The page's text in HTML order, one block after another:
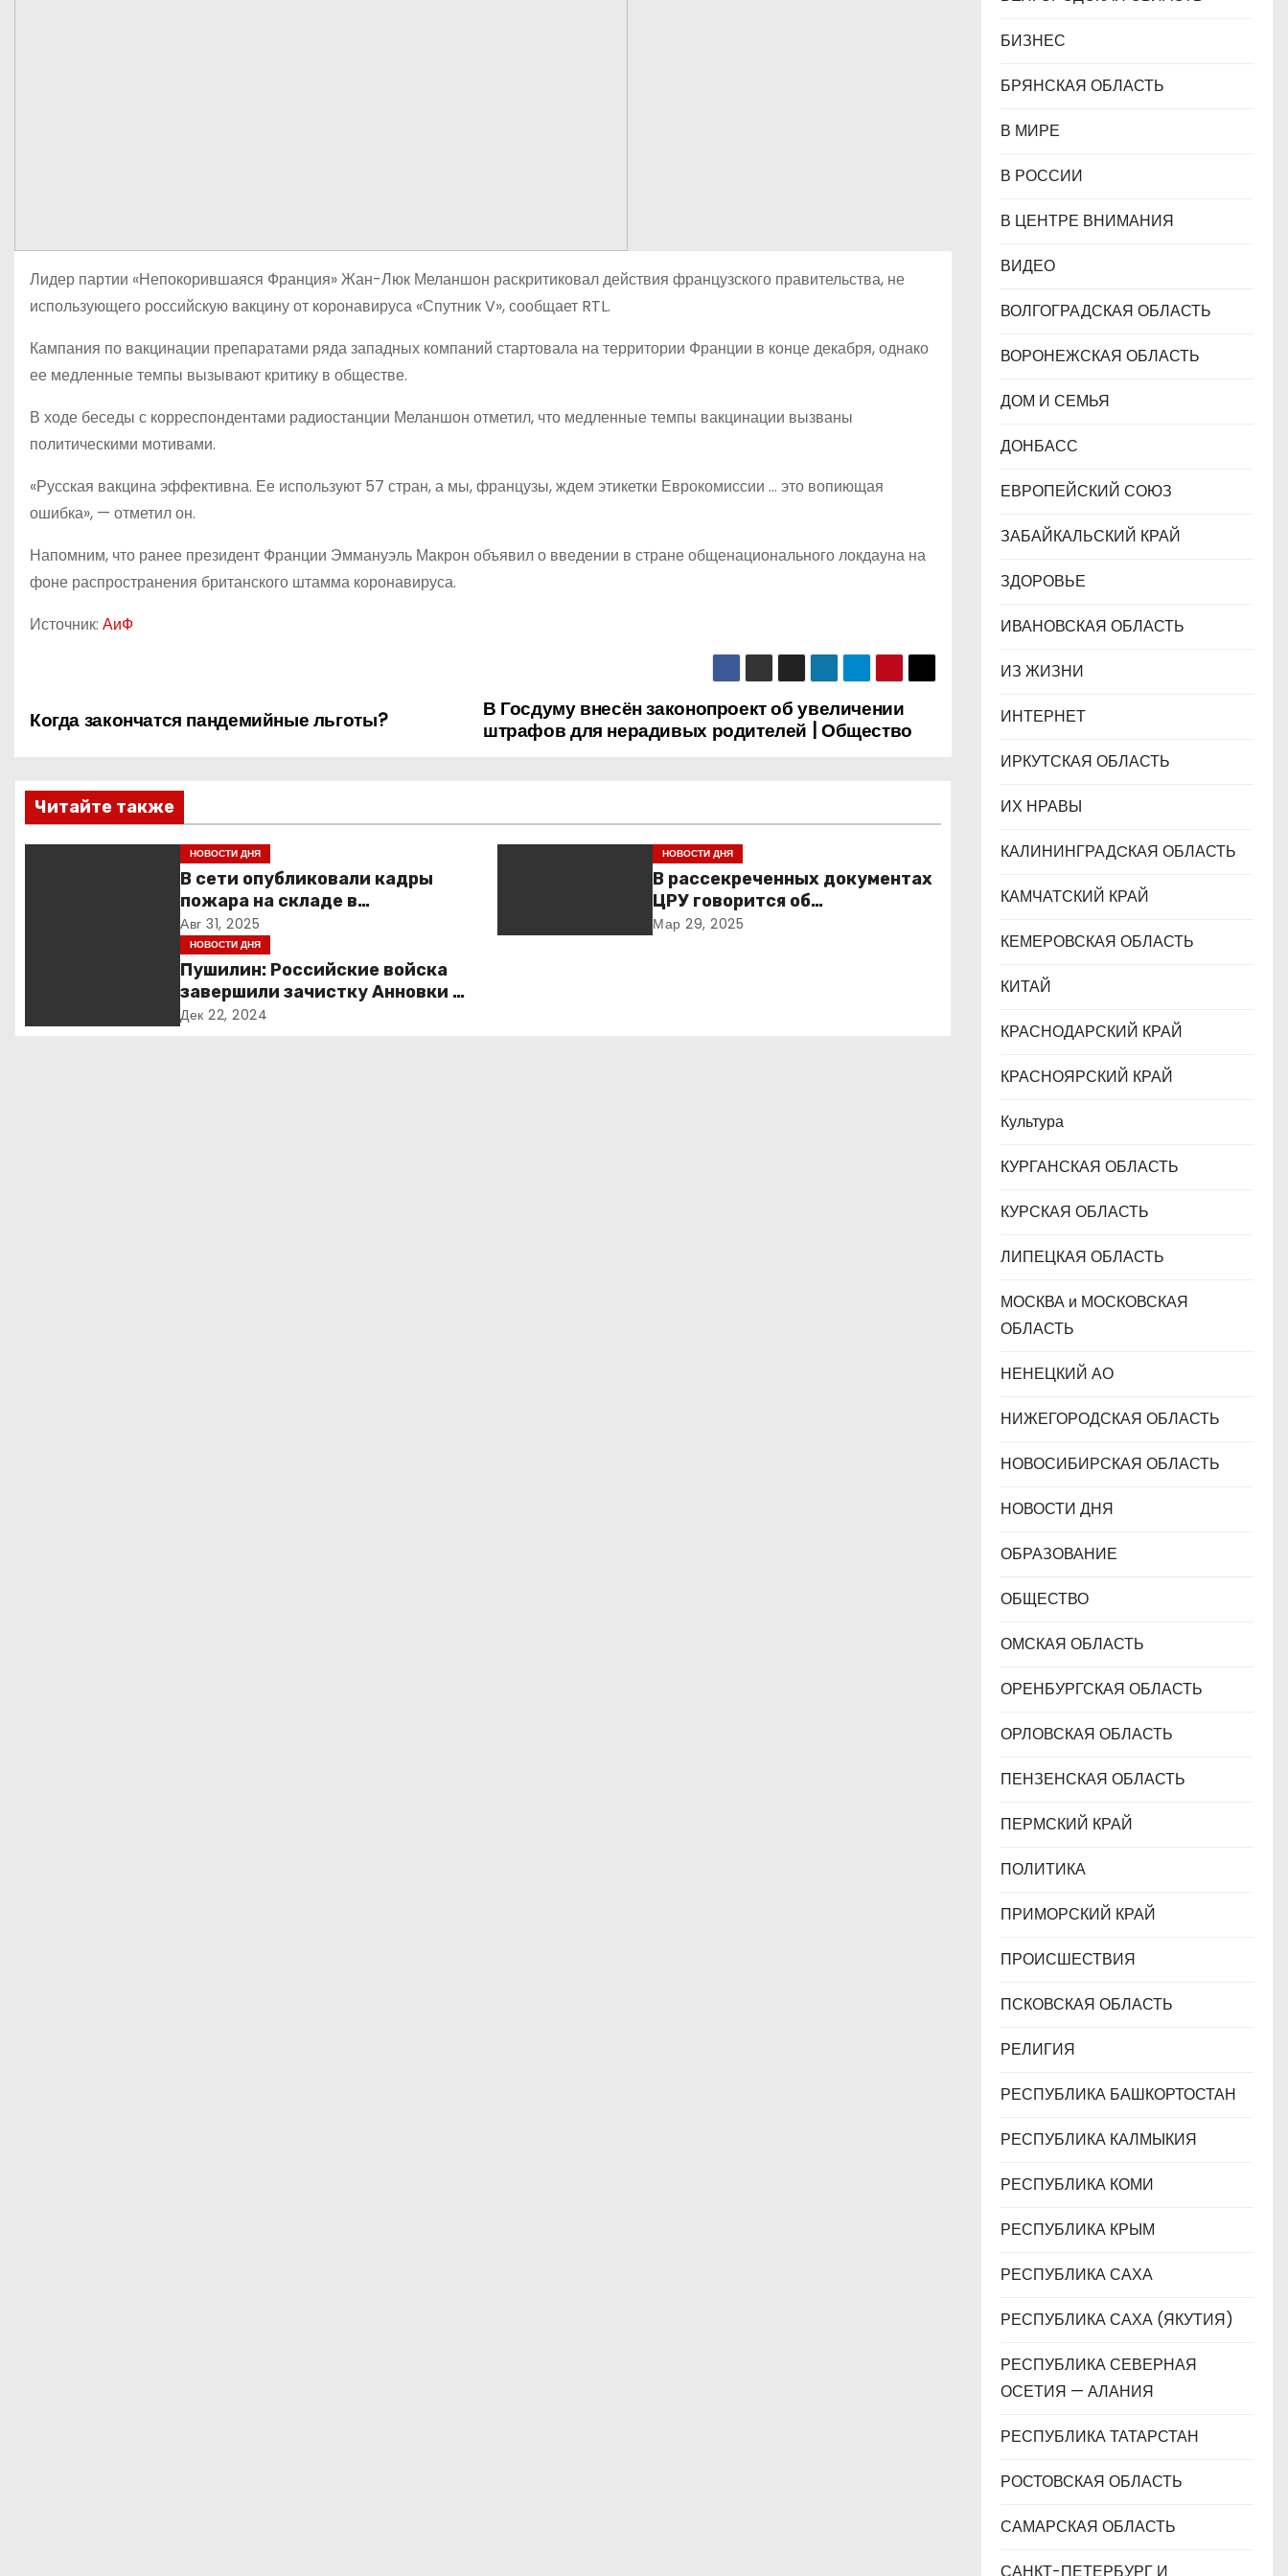
Лидер партии «Непокорившаяся Франция» Жан-Люк Меланшон раскритиковал действия французского правительства, не
использующего российскую вакцину от коронавируса «Спутник V», сообщает RTL.
Кампания по вакцинации препаратами ряда западных компаний стартовала на территории Франции в конце декабря, однако
ее медленные темпы вызывают критику в обществе.
В ходе беседы с корреспондентами радиостанции Меланшон отметил, что медленные темпы вакцинации вызваны
политическими мотивами.
«Русская вакцина эффективна. Ее используют 57 стран, а мы, французы, ждем этикетки Еврокомиссии … это вопиющая
ошибка», — отметил он.
Напомним, что ранее президент Франции Эммануэль Макрон объявил о введении в стране общенационального локдауна на
фоне распространения британского штамма коронавируса.
Источник: АиФ
Н
в
и
я
В Госдуму внесён законопроект об увеличении
штрафов для нерадивых родителей | Общество
Когда закончатся пандемийные льготы?
Читайте также
НОВОСТИ ДНЯ
В сети опубликовали кадры
пожара на складе в
подмосковной Балашихе
Авг 31, 2025
НОВОСТИ ДНЯ
В рассекреченных документах
ЦРУ говорится об
«обнаружении» Ковчега
Мар 29, 2025
НОВОСТИ ДНЯ
Пушилин: Российские войска
завершили зачистку Анновки в
ДНР
Дек 22, 2024
БИЗНЕС
БРЯНСКАЯ ОБЛАСТЬ
В МИРЕ
В РОССИИ
В ЦЕНТРЕ ВНИМАНИЯ
ВИДЕО
ВОЛГОГРАДСКАЯ ОБЛАСТЬ
ВОРОНЕЖСКАЯ ОБЛАСТЬ
ДОМ И СЕМЬЯ
ДОНБАСС
ЕВРОПЕЙСКИЙ СОЮЗ
ЗАБАЙКАЛЬСКИЙ КРАЙ
ЗДОРОВЬЕ
ИВАНОВСКАЯ ОБЛАСТЬ
ИЗ ЖИЗНИ
ИНТЕРНЕТ
ИРКУТСКАЯ ОБЛАСТЬ
ИХ НРАВЫ
КАЛИНИНГРАДCКАЯ ОБЛАСТЬ
КАМЧАТСКИЙ КРАЙ
КЕМЕРОВСКАЯ ОБЛАСТЬ
КИТАЙ
КРАСНОДАРСКИЙ КРАЙ
КРАСНОЯРСКИЙ КРАЙ
Культура
КУРГАНСКАЯ ОБЛАСТЬ
КУРСКАЯ ОБЛАСТЬ
ЛИПЕЦКАЯ ОБЛАСТЬ
МОСКВА и МОСКОВСКАЯ
ОБЛАСТЬ
НЕНЕЦКИЙ АО
НИЖЕГОРОДСКАЯ ОБЛАСТЬ
НОВОСИБИРСКАЯ ОБЛАСТЬ
НОВОСТИ ДНЯ
ОБРАЗОВАНИЕ
ОБЩЕСТВО
ОМСКАЯ ОБЛАСТЬ
ОРЕНБУРГСКАЯ ОБЛАСТЬ
ОРЛОВСКАЯ ОБЛАСТЬ
ПЕНЗЕНСКАЯ ОБЛАСТЬ
ПЕРМСКИЙ КРАЙ
ПОЛИТИКА
ПРИМОРСКИЙ КРАЙ
ПРОИСШЕСТВИЯ
ПСКОВСКАЯ ОБЛАСТЬ
РЕЛИГИЯ
РЕСПУБЛИКА БАШКОРТОСТАН
РЕСПУБЛИКА КАЛМЫКИЯ
РЕСПУБЛИКА КОМИ
РЕСПУБЛИКА КРЫМ
РЕСПУБЛИКА САХА
РЕСПУБЛИКА САХА (ЯКУТИЯ)
РЕСПУБЛИКА СЕВЕРНАЯ
ОСЕТИЯ — АЛАНИЯ
РЕСПУБЛИКА ТАТАРСТАН
РОСТОВСКАЯ ОБЛАСТЬ
САМАРСКАЯ ОБЛАСТЬ